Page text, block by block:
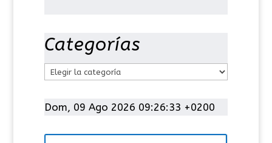
Categorías
t
g
Dom, 09 Ago 2026 09:26:33 +0200